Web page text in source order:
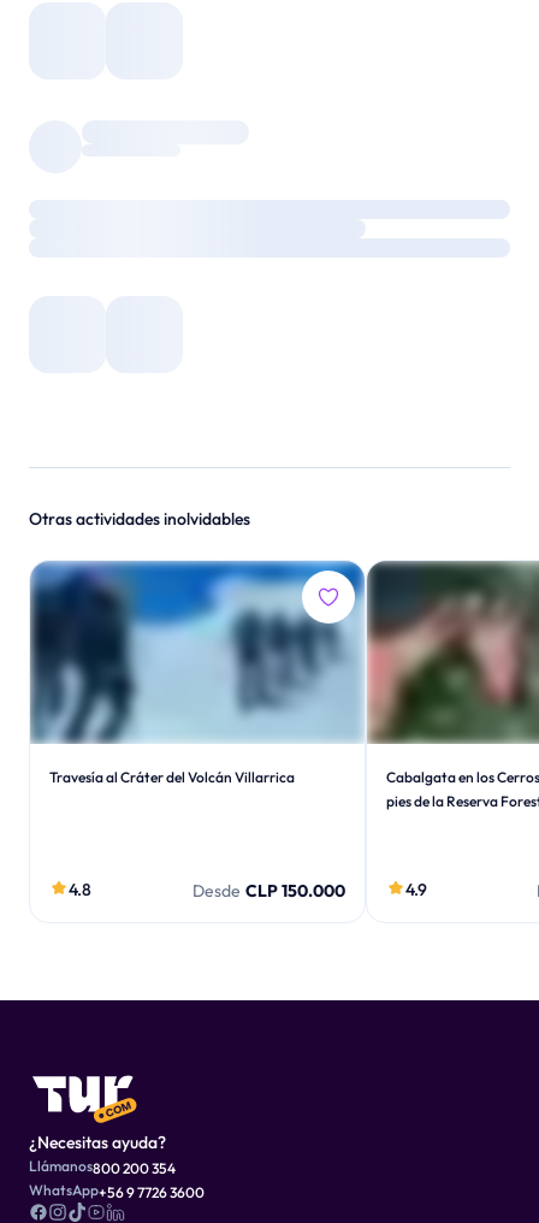
Otras actividades inolvidables
Travesía al Cráter del Volcán Villarrica
4.8 Desde CLP 150.000
Cabalgata en los
pies de la Reserva
4.9
¿Necesitas ayuda?
Llámanos800 200 354
WhatsApp+56 9 7726 3600